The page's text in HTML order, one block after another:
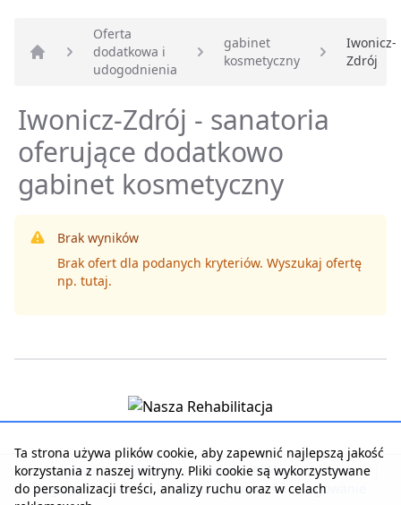
Strona główna
Oferta
dodatkowa i
udogodnienia
gabinet
kosmetyczny
Iwonicz-
Zdrój
Iwonicz-Zdrój - sanatoria
oferujące dodatkowo
gabinet kosmetyczny
Brak wyników
Brak ofert dla podanych kryteriów. Wyszukaj ofertę
np. tutaj.
Strona główna | Kontakt z serwisem | Reklama w serwisie
Regulamin serwisu | Polityka prywatności | Logowanie
Ta strona używa plików cookie, aby zapewnić najlepszą jakość
korzystania z naszej witryny. Pliki cookie są wykorzystywane
do personalizacji treści, analizy ruchu oraz w celach